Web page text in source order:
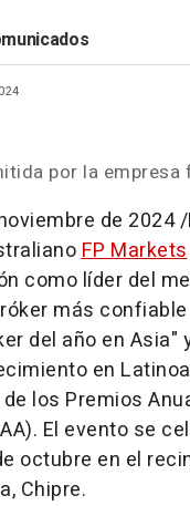
por la empresa
de 2024/
FP Markets
como líder del
más
del año en Asia"
en
los Premios
El evento se
octubre en el
, Chipre.